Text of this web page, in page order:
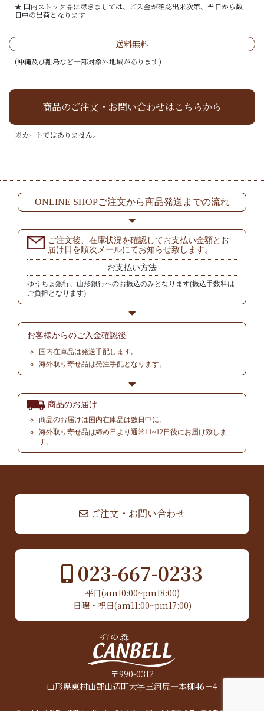
★ 国内ストック品に尽きましては、ご入金が確認出来次第、当日から数
日中の出荷となります
送料無料
(沖縄及び離島など一部対象外地域があります)
商品のご注文・お問い合わせはこちらから
※カートではありません。
ONLINE SHOPご注文から商品発送までの流れ
ご注文後、在庫状況を確認してお支払い金額とお
届け日を順次メールにてお知らせ致します。
お支払い方法
ゆうちょ銀行、山形銀行へのお振込のみとなります(振込手数料は
ご負担となります)
お客様からのご入金確認後
国内在庫品は発送手配します。
海外取り寄せ品は発注手配となります。
商品のお届け
商品のお届けは国内在庫品は数日中に。
海外取り寄せ品は締め日より通常11~12日後にお届け致しま
す。
ご注文・お問い合わせ
023-667-0233
平日(am10:00~pm18:00)
日曜・祝日(am11:00~pm17:00)
〒990-0312
山形県東村山郡山辺町大字三河尻一本柳46－4